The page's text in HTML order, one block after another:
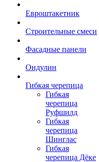
Евроштакетник
Строительные смеси
Фасадные панели
Ондулин
Гибкая черепица
Гибкая
черепица
Руфшилд
Гибкая
черепица
Шинглас
Гибкая
черепица Дёке